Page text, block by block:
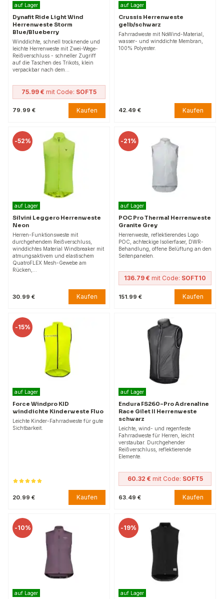
auf Lager
Dynafit Ride Light Wind
Herrenweste Storm
Blue/Blueberry
Winddichte, schnell trocknende und
leichte Herrenweste mit Zwei-Wege-
Reißverschluss - schneller Zugriff
auf die Taschen des Trikots, klein
verpackbar nach dem…
75.99 € mit Code: SOFT5
79.99 € Kaufen
auf Lager
Crussis Herrenweste
gelb/schwarz
Fahrradweste mit NoWind-Material,
wasser- und winddichte Membran,
100% Polyester.
42.49 € Kaufen
-52%
auf Lager
Silvini Leggero Herrenweste
Neon
Herren-Funktionsweste mit
durchgehendem Reißverschluss,
winddichtes Material Windbreaker mit
atmungsaktivem und elastischem
QuatroFLEX Mesh-Gewebe am
Rücken,…
30.99 € Kaufen
-21%
auf Lager
POC Pro Thermal Herrenweste
Granite Grey
Herrenweste, reflektierendes Logo
POC, achteckige Isolierfaser, DWR-
Behandlung, offene Belüftung an den
Seitenpanelen.
136.79 € mit Code: SOFT10
151.99 € Kaufen
-15%
auf Lager
Force Windpro KID
winddichte Kinderweste Fluo
Leichte Kinder-Fahrradweste für gute
Sichtbarkeit.
20.99 € Kaufen
auf Lager
Endura FS260-Pro Adrenaline
Race Gilet II Herrenweste
schwarz
Leichte, wind- und regenfeste
Fahrradweste für Herren, leicht
verstaubar. Durchgehender
Reißverschluss, reflektierende
Elemente.
60.32 € mit Code: SOFT5
63.49 € Kaufen
-10%
auf Lager
-19%
auf Lager